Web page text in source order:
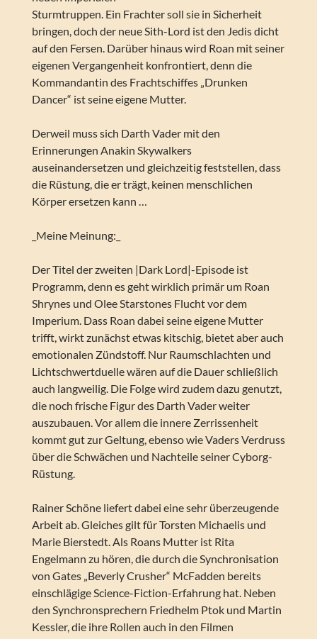
Sturmtruppen. Ein Frachter soll sie in Sicherheit
bringen, doch der neue Sith-Lord ist den Jedis dicht
auf den Fersen. Darüber hinaus wird Roan mit seiner
eigenen Vergangenheit konfrontiert, denn die
Kommandantin des Frachtschiffes „Drunken
Dancer“ ist seine eigene Mutter.
Derweil muss sich Darth Vader mit den
Erinnerungen Anakin Skywalkers
auseinandersetzen und gleichzeitig feststellen, dass
die Rüstung, die er trägt, keinen menschlichen
Körper ersetzen kann …
_Meine Meinung:_
Der Titel der zweiten |Dark Lord|-Episode ist
Programm, denn es geht wirklich primär um Roan
Shrynes und Olee Starstones Flucht vor dem
Imperium. Dass Roan dabei seine eigene Mutter
trifft, wirkt zunächst etwas kitschig, bietet aber auch
emotionalen Zündstoff. Nur Raumschlachten und
Lichtschwertduelle wären auf die Dauer schließlich
auch langweilig. Die Folge wird zudem dazu genutzt,
die noch frische Figur des Darth Vader weiter
auszubauen. Vor allem die innere Zerrissenheit
kommt gut zur Geltung, ebenso wie Vaders Verdruss
über die Schwächen und Nachteile seiner Cyborg-
Rüstung.
Rainer Schöne liefert dabei eine sehr überzeugende
Arbeit ab. Gleiches gilt für Torsten Michaelis und
Marie Bierstedt. Als Roans Mutter ist Rita
Engelmann zu hören, die durch die Synchronisation
von Gates „Beverly Crusher“ McFadden bereits
einschlägige Science-Fiction-Erfahrung hat. Neben
den Synchronsprechern Friedhelm Ptok und Martin
Kessler, die ihre Rollen auch in den Filmen